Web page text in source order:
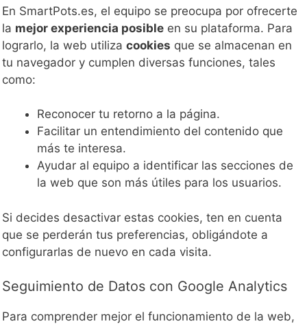
En SmartPots.es, el equipo se preocupa por ofrecerte
la mejor experiencia posible en su plataforma. Para
lograrlo, la web utiliza cookies que se almacenan en
tu navegador y cumplen diversas funciones, tales
como:
Reconocer tu retorno a la página.
Facilitar un entendimiento del contenido que
más te interesa.
Ayudar al equipo a identificar las secciones de
la web que son más útiles para los usuarios.
Si decides desactivar estas cookies, ten en cuenta
que se perderán tus preferencias, obligándote a
configurarlas de nuevo en cada visita.
Seguimiento de Datos con Google Analytics
Para comprender mejor el funcionamiento de la web,